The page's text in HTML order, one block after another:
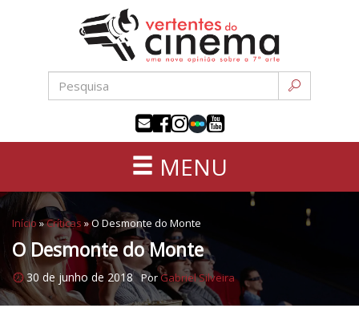
conteúdo
sétima
MENU
Início »Críticas »O Desmonte do Monte
O Desmonte do Monte
30 de junho de 2018 PorGabriel Silveira